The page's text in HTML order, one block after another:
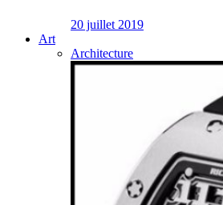
20 juillet 2019
Art
Architecture